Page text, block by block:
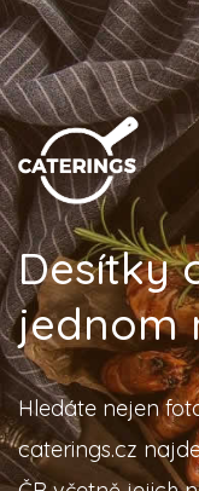
Desítky
jednom
Hledáte nejen
caterings.cz